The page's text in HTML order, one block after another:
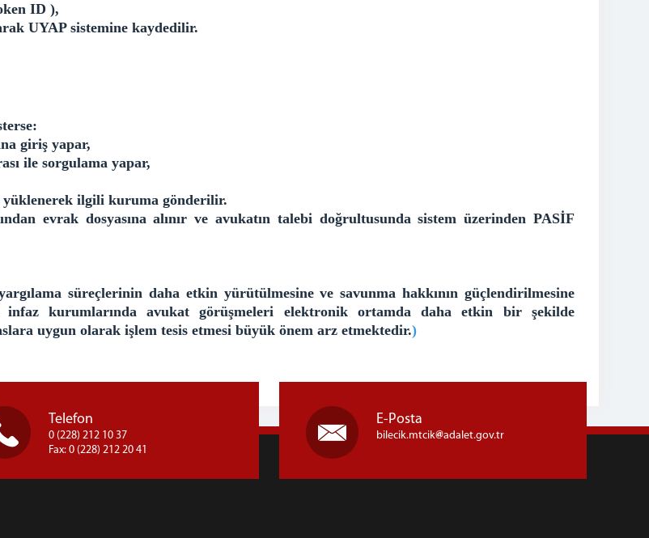
ID ),
UYAP sistemine kaydedilir.
giriş yapar,
ile sorgulama yapar,
yüklenerek ilgili kuruma gönderilir.
evrak dosyasına alınır ve avukatın talebi doğrultusunda sistem üzerinden PASİF
süreçlerinin daha etkin yürütülmesine ve savunma hakkının güçlendirilmesine
infaz kurumlarında avukat görüşmeleri elektronik ortamda daha etkin bir şekilde
uygun olarak işlem tesis etmesi büyük önem arz etmektedir.)
Telefon
0 (228) 212 10 37
Fax: 0 (228) 212 20 41
E-Posta
bilecik.mtcik adalet.gov.tr